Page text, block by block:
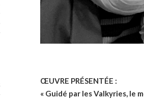
ŒUVRE PRÉSENTÉE :
« Guidé par les Valkyries, le